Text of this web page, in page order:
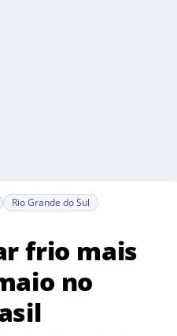
Rio Grande do Sul
frio mais
no